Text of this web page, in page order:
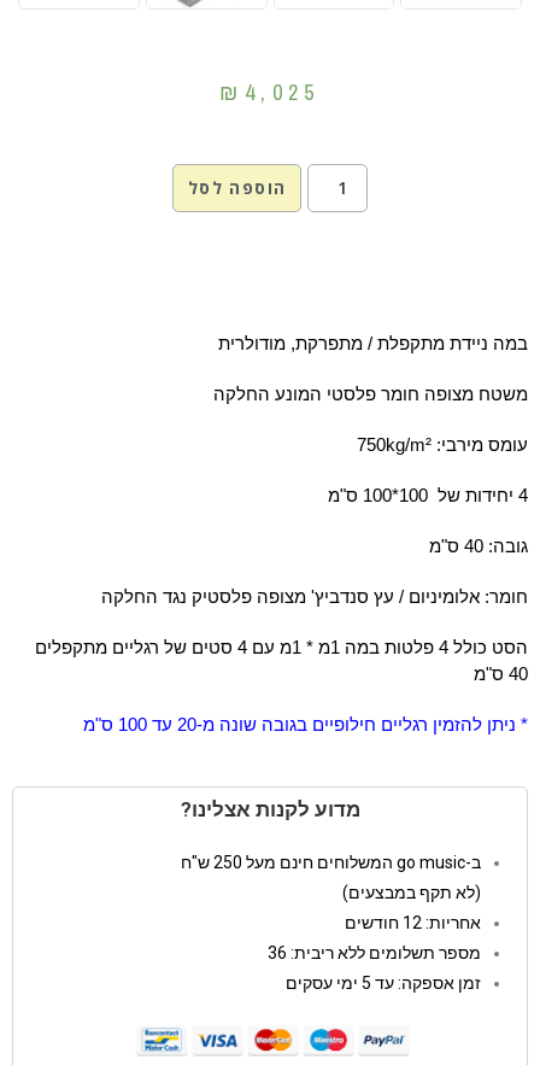
₪ 4,025
הוספה לסל
במה ניידת מתקפלת / מתפרקת, מודולרית
משטח מצופה חומר פלסטי המונע החלקה
עומס מירבי: 750kg/m²
4 יחידות של 100*100 ס"מ
גובה: 40 ס"מ
חומר: אלומיניום / עץ סנדביץ' מצופה פלסטיק נגד החלקה
הסט כולל 4 פלטות במה 1מ * 1מ עם 4 סטים של רגליים מתקפלים
40 ס"מ
* ניתן להזמין רגליים חילופיים בגובה שונה מ-20 עד 100 ס"מ
מדוע לקנות אצלינו?
ב-go music המשלוחים חינם מעל 250 ש"ח
(לא תקף במבצעים)
אחריות: 12 חודשים
מספר תשלומים ללא ריבית: 36
זמן אספקה: עד 5 ימי עסקים